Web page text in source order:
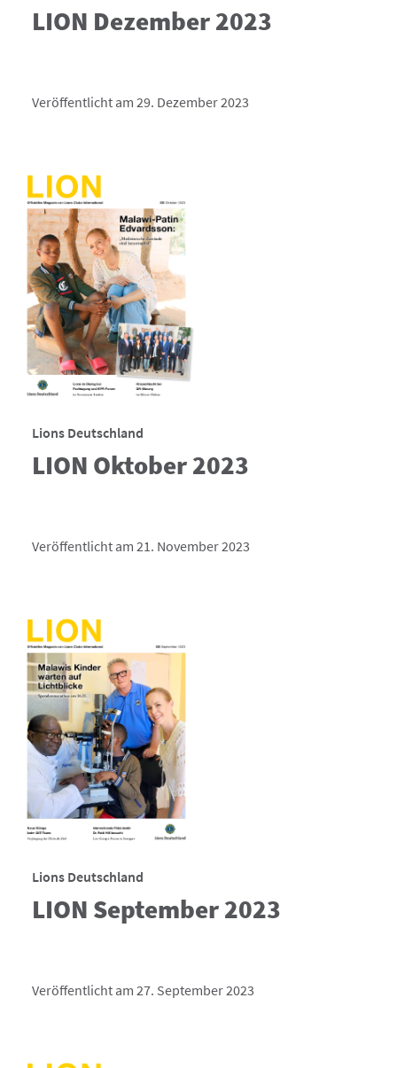
LION Dezember 2023
Veröffentlicht am 29. Dezember 2023
Lions Deutschland
LION Oktober 2023
Veröffentlicht am 21. November 2023
Lions Deutschland
LION September 2023
Veröffentlicht am 27. September 2023